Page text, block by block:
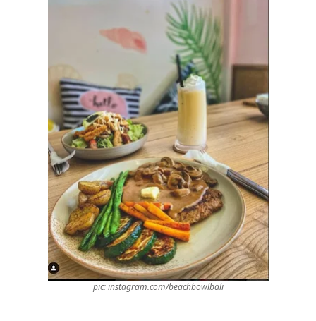
pic: instagram.com/beachbowlbali